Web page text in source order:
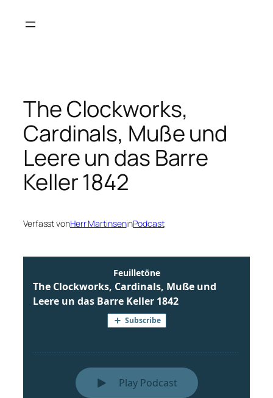
Inhalt
The Clockworks,
Cardinals, Muße und
Leere un das Barre
Keller 1842
Verfasst vonHerr MartinseninPodcast